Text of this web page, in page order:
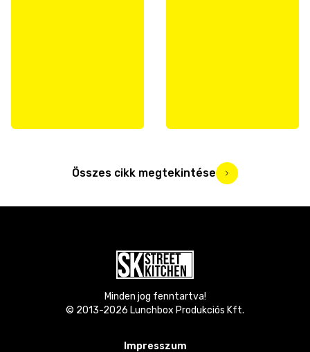
Összes cikk megtekintése
Minden jog fenntartva!
© 2013-2026 Lunchbox Produkciós Kft.
Impresszum